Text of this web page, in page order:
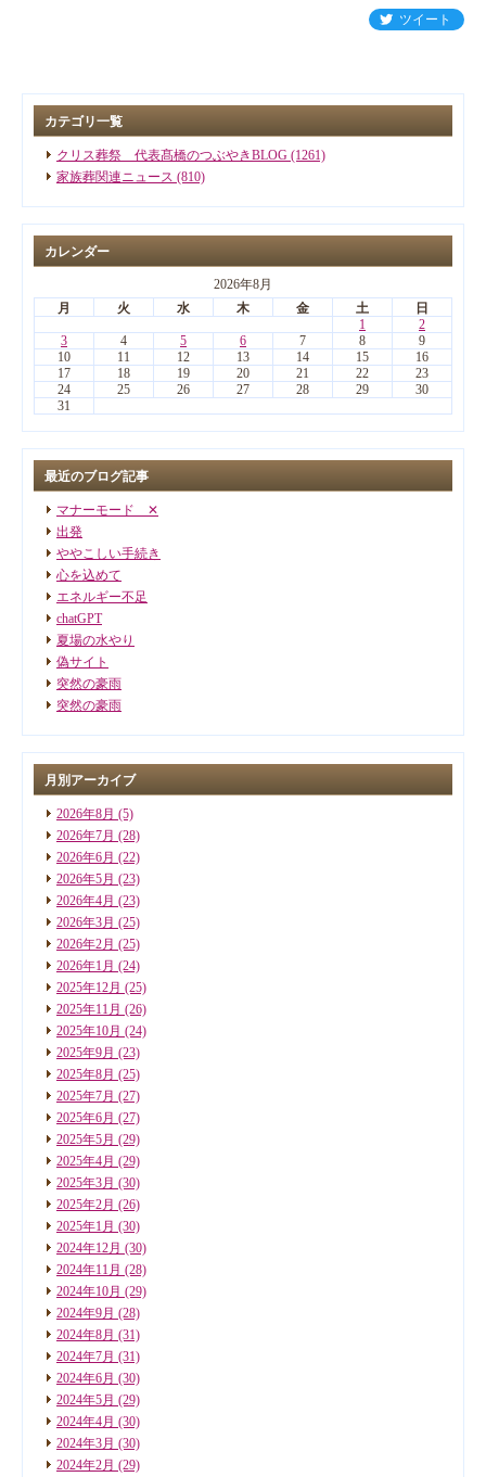
ツイート
カテゴリ一覧
クリス葬祭 代表髙橋のつぶやきBLOG (1261)
家族葬関連ニュース (810)
カレンダー
2026年8月
月
火 水 木 金 土
日
1
2
3
4 5 6 7 8
9
10
11 12 13 14 15
16
17
18 19 20 21 22
23
24
25 26 27 28 29
30
31
最近のブログ記事
マナーモード ✕
出発
ややこしい手続き
心を込めて
エネルギー不足
chatGPT
夏場の水やり
偽サイト
突然の豪雨
突然の豪雨
月別アーカイブ
2026年8月 (5)
2026年7月 (28)
2026年6月 (22)
2026年5月 (23)
2026年4月 (23)
2026年3月 (25)
2026年2月 (25)
2026年1月 (24)
2025年12月 (25)
2025年11月 (26)
2025年10月 (24)
2025年9月 (23)
2025年8月 (25)
2025年7月 (27)
2025年6月 (27)
2025年5月 (29)
2025年4月 (29)
2025年3月 (30)
2025年2月 (26)
2025年1月 (30)
2024年12月 (30)
2024年11月 (28)
2024年10月 (29)
2024年9月 (28)
2024年8月 (31)
2024年7月 (31)
2024年6月 (30)
2024年5月 (29)
2024年4月 (30)
2024年3月 (30)
2024年2月 (29)